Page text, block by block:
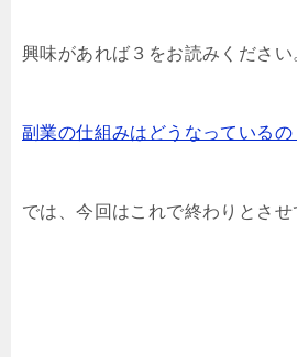
興味があれば３をお読みください
副業の仕組みはどうなっているの
では、今回はこれで終わりとさせ